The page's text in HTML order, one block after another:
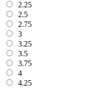
2.25
2.5
2.75
3
3.25
3.5
3.75
4
4.25